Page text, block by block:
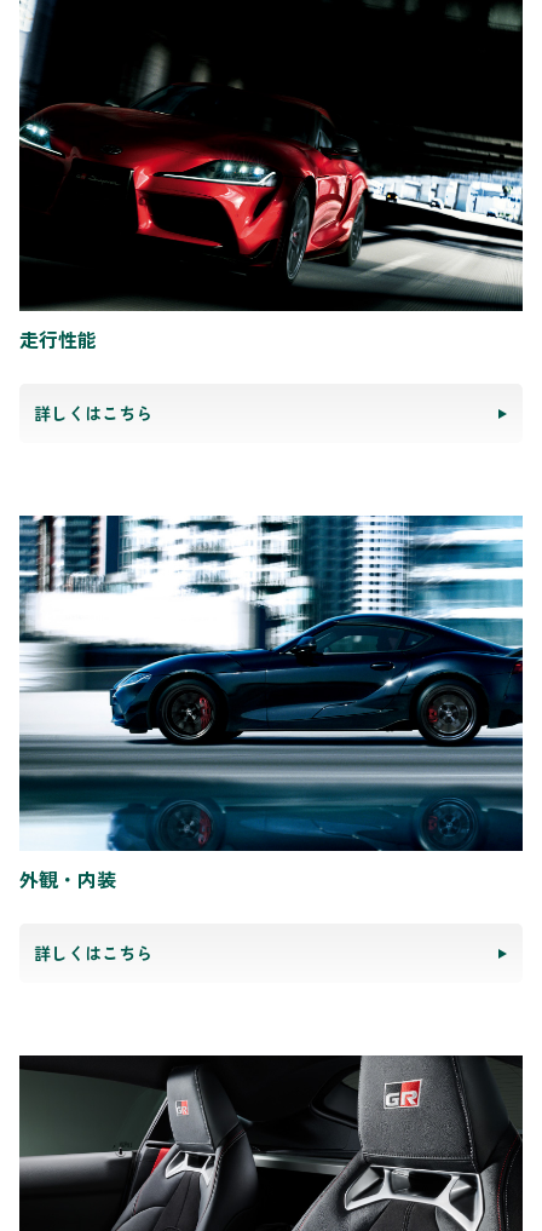
走行性能
詳しくはこちら
外観・内装
詳しくはこちら